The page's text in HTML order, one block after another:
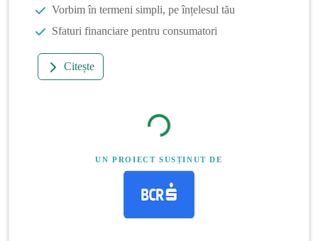
Vorbim în termeni simpli, pe înțelesul tău
Sfaturi financiare pentru consumatori
Citește
UN PROIECT SUSȚINUT DE